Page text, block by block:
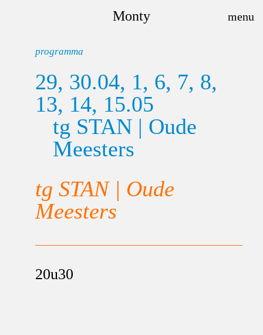
Monty
programma
29, 30.04, 1, 6, 7, 8,
13, 14, 15.05
tg STAN | Oude
Meesters
tg STAN | Oude
Meesters
20u30